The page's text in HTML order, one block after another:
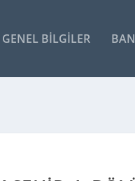
GENEL BILGILER